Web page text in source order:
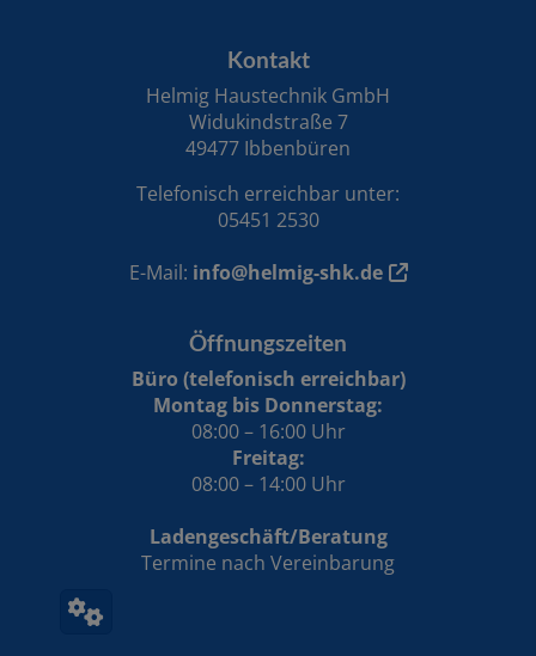
FOOTER - KONTAKTDATEN UND
Kontakt
Helmig Haustechnik GmbH
Widukindstraße 7
49477 Ibbenbüren
Telefonisch erreichbar unter:
05451 2530
E-Mail: info@helmig-shk.de
Öffnungszeiten
Büro (telefonisch erreichbar)
Montag bis Donnerstag:
08:00 – 16:00 Uhr
Freitag:
08:00 – 14:00 Uhr
Ladengeschäft/Beratung
Termine nach Vereinbarung